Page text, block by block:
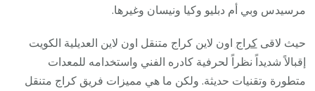
مرسيدس وبي أم دبليو وكيا ونيسان وغيرها.
حيث لاقىكراج اون لاين كراج متنقل اون لاين العديلية الكويت
إقبالاً شديداً نظراً لحرفية كادره الفني واستخدامه للمعدات
متطورة وتقنيات حديثة. ولكن ما هي مميزات فريق كراج متنقل